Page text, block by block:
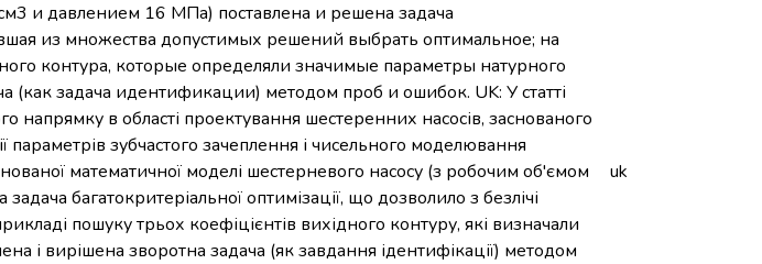
и давлением 16 МПа) поставлена и решена задача
из множества допустимых решений выбрать оптимальное; на
контура, которые определяли значимые параметры натурного
(как задача идентификации) методом проб и ошибок. UK: У статті
в області проектування шестеренних насосів, заснованого
параметрів зубчастого зачеплення і чисельного моделювання
математичної моделі шестерневого насосу (з робочим об'ємом
багатокритеріальної оптимізації, що дозволило з безлічі
пошуку трьох коефіцієнтів вихідного контуру, які визначали
і вирішена зворотна задача (як завдання ідентифікації) методом
uk